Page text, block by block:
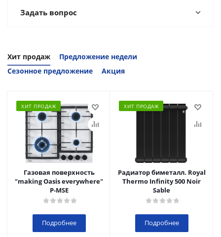
Задать вопрос
Хит продаж
Предложение недели
Сезонное предложение
Акция
ХИТ ПРОДАЖ
Газовая поверхность
"making Oasis everywhere"
P-MSE
Подробнее
ХИТ ПРОДАЖ
Радиатор биметалл. Royal
Thermo Infinity 500 Noir
Sable
Подробнее